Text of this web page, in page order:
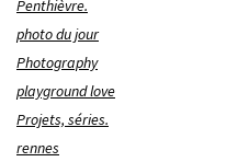
Penthièvre.
photo du jour
Photography
playground love
Projets, séries.
rennes